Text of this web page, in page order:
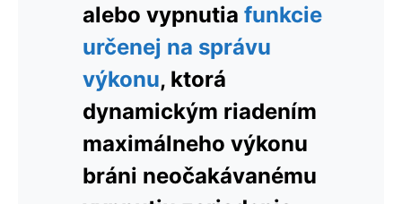
alebo vypnutia funkcie
určenej na správu
výkonu, ktorá
dynamickým riadením
maximálneho výkonu
bráni neočakávanému